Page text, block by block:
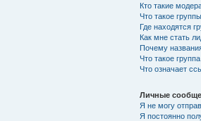
Кто такие
Что такое
Где находятся
Как мне стать
Почему
Что такое
Что означает
Личные
Я не могу
Я постоянно